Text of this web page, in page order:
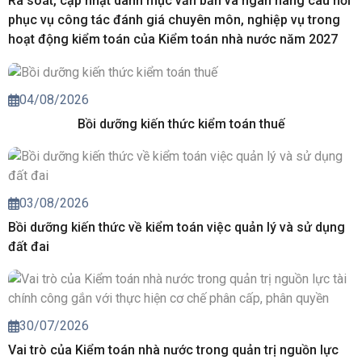
phục vụ công tác đánh giá chuyên môn, nghiệp vụ trong
hoạt động kiểm toán của Kiểm toán nhà nước năm 2027
04/08/2026
Bồi dưỡng kiến thức kiểm toán thuế
03/08/2026
Bồi dưỡng kiến thức về kiểm toán việc quản lý và sử dụng
đất đai
30/07/2026
Vai trò của Kiểm toán nhà nước trong quản trị nguồn lực